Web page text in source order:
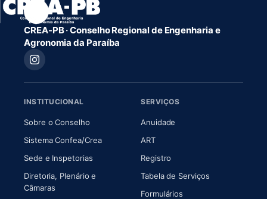
CREA-PB · Conselho Regional de Engenharia e
Agronomia da Paraíba
INSTITUCIONAL
Sobre o Conselho(abre em nova aba)
Sistema Confea/Crea(abre em nova aba)
Sede e Inspetorias
Diretoria, Plenário e
Câmaras(abre em nova aba)
SERVIÇOS
Anuidade
ART(abre em nova aba)
Registro
Tabela de Serviços
Formulários